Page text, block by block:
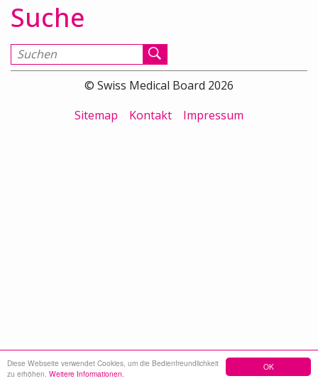
OK
Diese Webseite verwendet Cookies, um die Bedienfreundlichkeit
zu erhöhen. Weitere Informationen.
Suche
Suchen nach
© Swiss Medical Board 2026
Sitemap
Kontakt Impressum